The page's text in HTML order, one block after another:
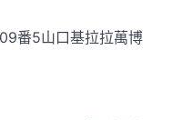
番5山口基拉拉萬博